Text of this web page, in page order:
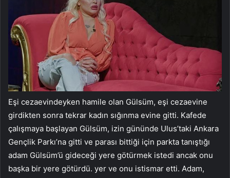
Eşi cezaevindeyken hamile olan Gülsüm, eşi cezaevine
girdikten sonra tekrar kadın sığınma evine gitti. Kafede
çalışmaya başlayan Gülsüm, izin gününde Ulus’taki Ankara
Gençlik Parkı’na gitti ve parası bittiği için parkta tanıştığı
adam Gülsüm’ü gideceği yere götürmek istedi ancak onu
başka bir yere götürdü. yer ve onu istismar etti. Adam,